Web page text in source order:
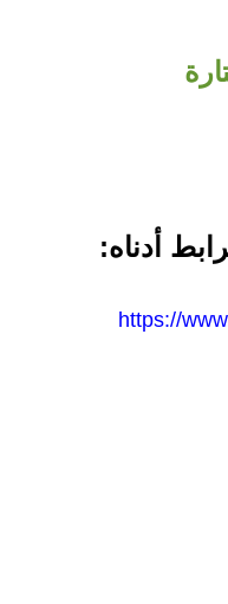
أدناه:
https://